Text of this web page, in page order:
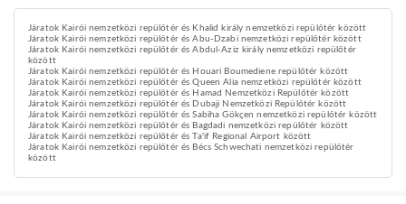
Járatok Kairói nemzetközi repülőtér és Khalid király nemzetközi repülőtér között
Járatok Kairói nemzetközi repülőtér és Abu-Dzabi nemzetközi repülőtér között
Járatok Kairói nemzetközi repülőtér és Abdul-Aziz király nemzetközi repülőtér
között
Járatok Kairói nemzetközi repülőtér és Houari Boumediene repülőtér között
Járatok Kairói nemzetközi repülőtér és Queen Alia nemzetközi repülőtér között
Járatok Kairói nemzetközi repülőtér és Hamad Nemzetközi Repülőtér között
Járatok Kairói nemzetközi repülőtér és Dubaji Nemzetközi Repülőtér között
Járatok Kairói nemzetközi repülőtér és Sabiha Gökçen nemzetközi repülőtér között
Járatok Kairói nemzetközi repülőtér és Bagdadi nemzetközi repülőtér között
Járatok Kairói nemzetközi repülőtér és Ta'if Regional Airport között
Járatok Kairói nemzetközi repülőtér és Bécs Schwechati nemzetközi repülőtér
között